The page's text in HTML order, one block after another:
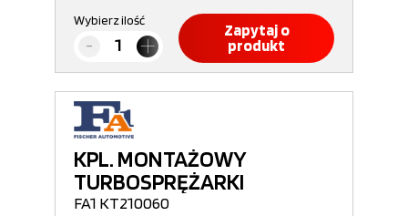
Wybierz ilość
Zapytaj o
produkt
KPL. MONTAŻOWY
TURBOSPRĘŻARKI
FA1 KT210060